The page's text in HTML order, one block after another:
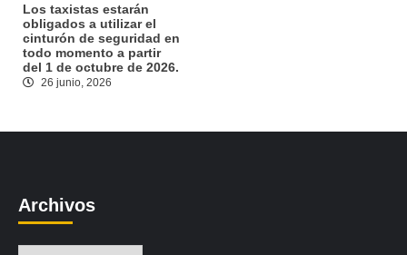
Los taxistas estarán
obligados a utilizar el
cinturón de seguridad en
todo momento a partir
del 1 de octubre de 2026.
26 junio, 2026
Archivos